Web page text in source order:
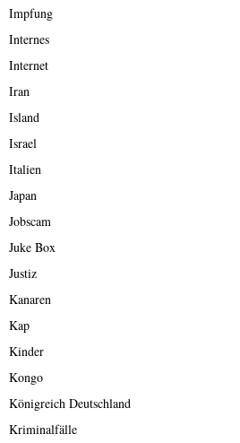
Impfung
Internes
Internet
Iran
Island
Israel
Italien
Japan
Jobscam
Juke Box
Justiz
Kanaren
Kap
Kinder
Kongo
Königreich Deutschland
Kriminalfälle